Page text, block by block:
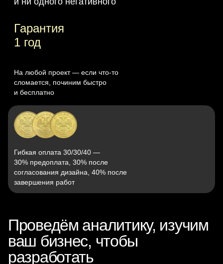
Гарантия
1 год
На любой проект — если что‑то
сломается, починим быстро
и бесплатно
Гибкая оплата 30/30/40 —
30% предоплата, 30% после
согласования дизайна, 40% после
завершения работ
Проведём аналитику, изучим
ваш бизнес, чтобы
разработать